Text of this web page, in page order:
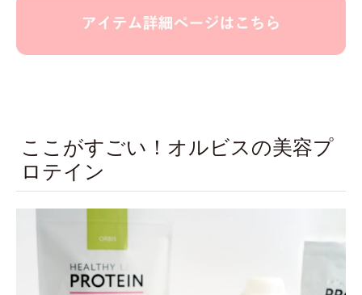
ここがすごい！オルビスの美容プ
ロテイン